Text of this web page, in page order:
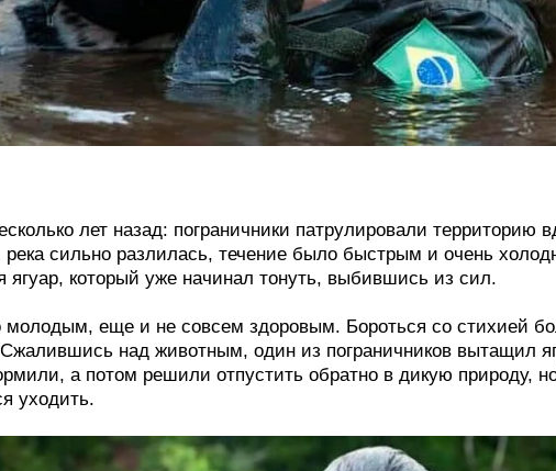
лет назад: пограничники патрулировали территорию
сильно разлилась, течение было быстрым и очень
ягуар, который уже начинал тонуть, выбившись из сил.
еще и не совсем здоровым. Бороться со стихией
над животным, один из пограничников вытащил
а потом решили отпустить обратно в дикую природу,
уходить.